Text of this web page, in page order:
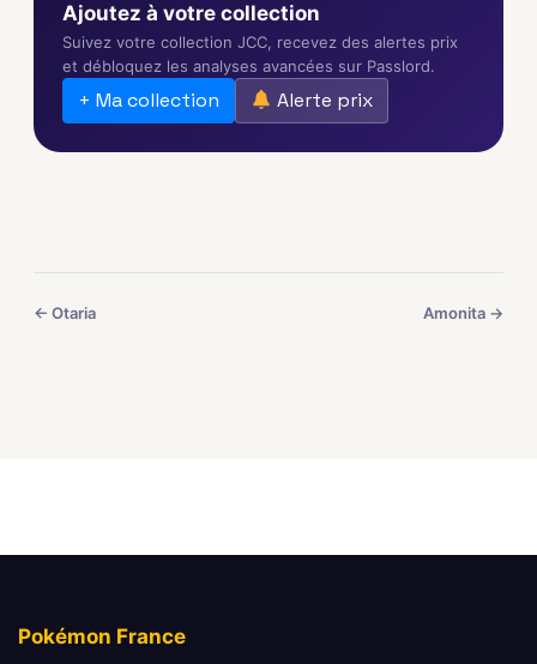
Ajoutez à votre collection
Suivez votre collection JCC, recevez des alertes prix
et débloquez les analyses avancées sur Passlord.
+ Ma collection Alerte prix
← Otaria Amonita →
Pokémon France